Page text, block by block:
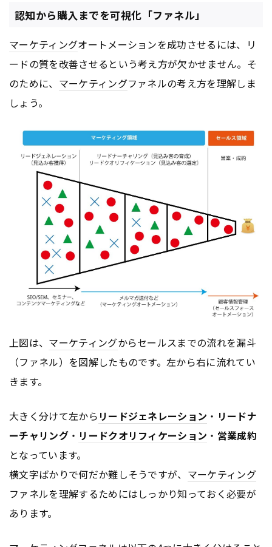
認知から購入までを可視化「ファネル」
マーケティングオートメーションを成功させるには、リ
ードの質を改善させるという考え方が欠かせません。そ
のために、 マーケティングファネルの考え方を理解しま
しょう。
上図は、 マーケティングからセールスまでの流れを漏斗
（ファネル）を図解したものです。左から右に流れてい
きます。
大きく分けて左から リードジェネレーション ・ リードナ
ーチャリング・ リードクオリフィケーション ・ 営業成約
となっています。
横文字ばかりで何だか難しそうですが、 マーケティング
ファネルを理解するためにはしっかり知っておく必要が
あります。